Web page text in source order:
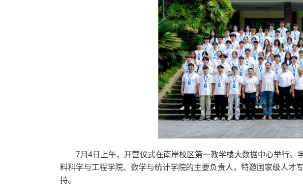
7月4日上午，开营仪式在南岸校区第一教学楼大数据中心举行
料科学与工程学院、数学与统计学院的主要负责人，特邀国家级人才
持。